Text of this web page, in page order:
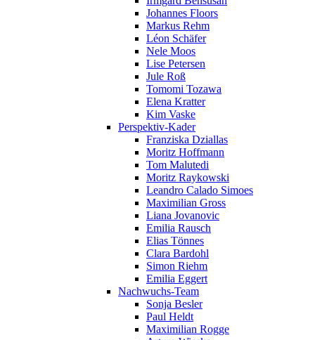
Johannes Floors
Markus Rehm
Léon Schäfer
Nele Moos
Lise Petersen
Jule Roß
Tomomi Tozawa
Elena Kratter
Kim Vaske
Perspektiv-Kader
Franziska Dziallas
Moritz Hoffmann
Tom Malutedi
Moritz Raykowski
Leandro Calado Simoes
Maximilian Gross
Liana Jovanovic
Emilia Rausch
Elias Tönnes
Clara Bardohl
Simon Riehm
Emilia Eggert
Nachwuchs-Team
Sonja Besler
Paul Heldt
Maximilian Rogge